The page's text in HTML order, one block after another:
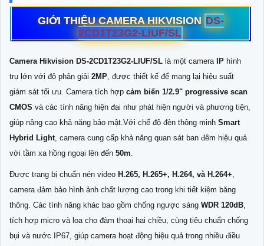
GIỚI THIỆU CAMERA HIKVISION DS-
2CD1T23G2-LIUF/SL
Camera Hikvision DS-2CD1T23G2-LIUF/SL là một cameraIP hình
trụ lớn với độ phân giải 2MP, được thiết kế để mang lại hiệu suất
giám sát tối ưu. Camera tích hợp cảm biến 1/2.9" progressive scan
CMOS và các tính năng hiện đại như phát hiện người và phương tiện,
giúp nâng cao khả năng bảo mật.Với chế độ đèn thông minh Smart
Hybrid Light, camera cung cấp khả năng quan sát ban đêm hiệu quả
với tầm xa hồng ngoại lên đến 50m.
Được trang bị chuẩn nén video H.265, H.265+, H.264, và H.264+,
camera đảm bảo hình ảnh chất lượng cao trong khi tiết kiệm băng
thông. Các tính năng khác bao gồm chống ngược sáng WDR 120dB,
tích hợp micro và loa cho đàm thoại hai chiều, cùng tiêu chuẩn chống
bụi và nước IP67, giúp camera hoạt động hiệu quả trong nhiều điều